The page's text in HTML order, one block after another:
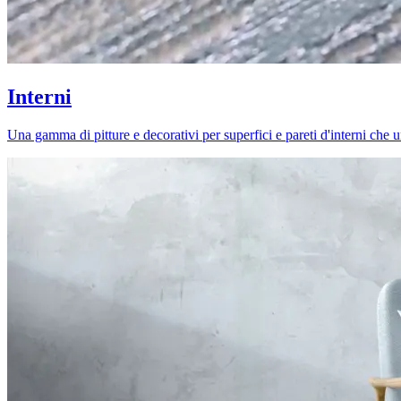
Interni
Una gamma di pitture e decorativi per superfici e pareti d'interni